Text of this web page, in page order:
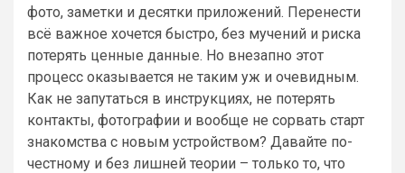
фото, заметки и десятки приложений. Перенести
всё важное хочется быстро, без мучений и риска
потерять ценные данные. Но внезапно этот
процесс оказывается не таким уж и очевидным.
Как не запутаться в инструкциях, не потерять
контакты, фотографии и вообще не сорвать старт
знакомства с новым устройством? Давайте по-
честному и без лишней теории – только то, что